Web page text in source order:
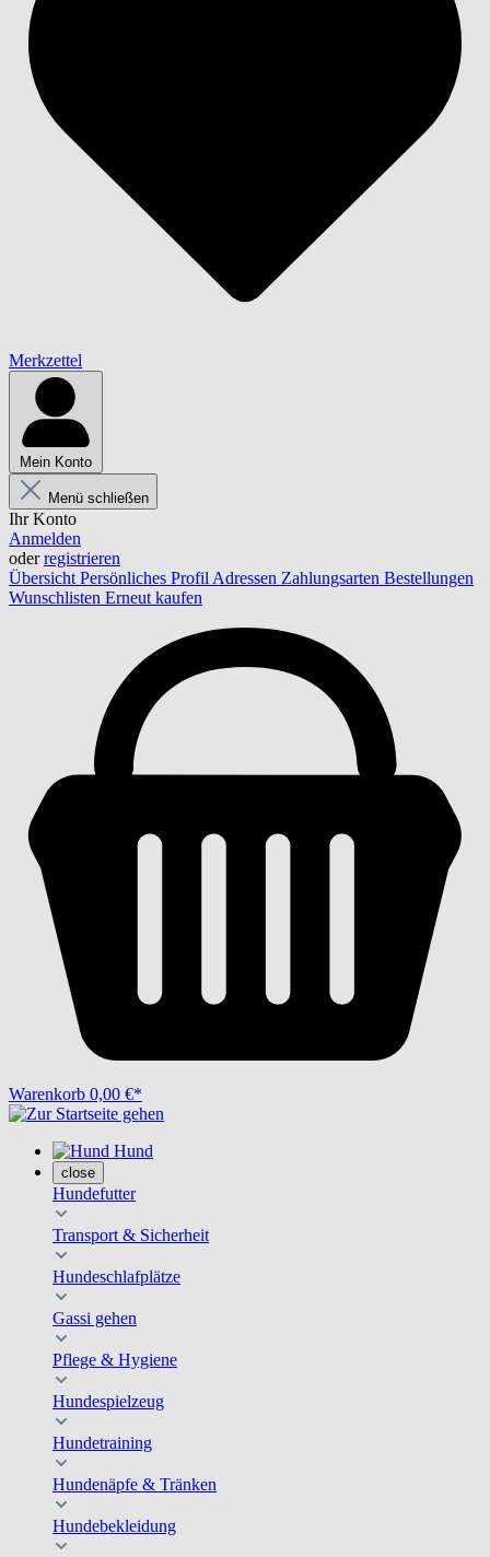
Merkzettel
Mein Konto
Menü schließen
Ihr Konto
Anmelden
oderregistrieren
Übersicht Persönliches Profil Adressen Zahlungsarten Bestellungen
Wunschlisten Erneut kaufen
Warenkorb 0,00 €*
Hund
close
Hundefutter
Transport & Sicherheit
Hundeschlafplätze
Gassi gehen
Pflege & Hygiene
Hundespielzeug
Hundetraining
Hundenäpfe & Tränken
Hundebekleidung